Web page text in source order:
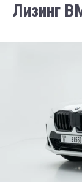
Лизинг